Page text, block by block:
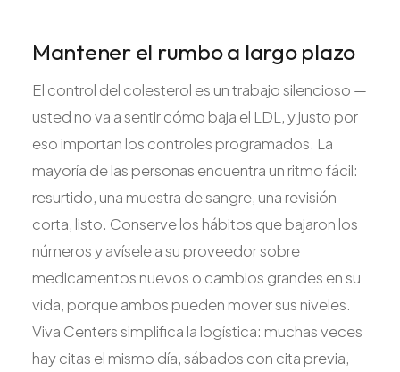
Mantener el rumbo a largo plazo
El control del colesterol es un trabajo silencioso —
usted no va a sentir cómo baja el LDL, y justo por
eso importan los controles programados. La
mayoría de las personas encuentra un ritmo fácil:
resurtido, una muestra de sangre, una revisión
corta, listo. Conserve los hábitos que bajaron los
números y avísele a su proveedor sobre
medicamentos nuevos o cambios grandes en su
vida, porque ambos pueden mover sus niveles.
Viva Centers simplifica la logística: muchas veces
hay citas el mismo día, sábados con cita previa,